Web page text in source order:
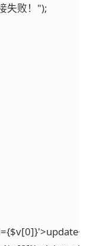
失败！");